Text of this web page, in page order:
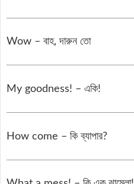
Wow – বাহ, দারুন তো
My goodness! – একি!
How come – কি ব্যাপার?